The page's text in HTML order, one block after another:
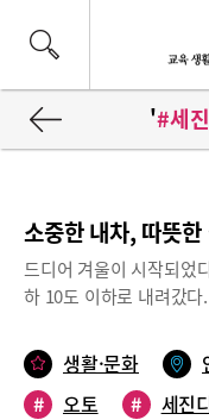
'#세
소중한 내차, 따뜻
드디어 겨울이 시작되었
하 10도 이하로 내려갔
성상 눈이 내리면 제설용
지 않을 수 없게 된다. 날
셀프세차가 가능한 곳이
생활·문화
#
오토 # 세진